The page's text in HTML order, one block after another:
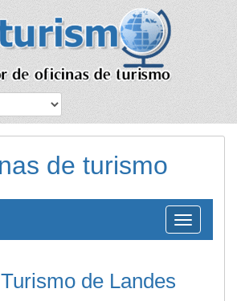
de turismo
Toggle
navigation
de Landes